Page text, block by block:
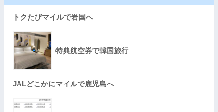
トクたびマイルで岩国へ
特典航空券で韓国旅行
JALどこかにマイルで鹿児島へ